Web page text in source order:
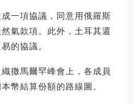
一項協議，同意用俄羅斯
氣款項。此外，土耳其還
的協議。
撒馬爾罕峰會上，各成員
幣結算份額的路線圖。